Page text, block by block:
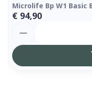
Microlife Bp W1 Basic
€ 94,90